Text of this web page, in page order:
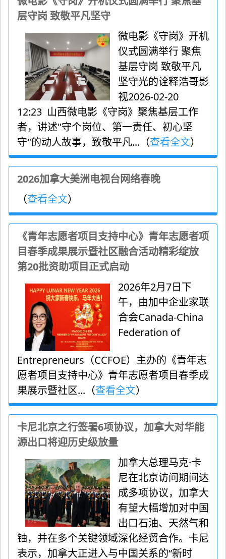
层守岗 致敬平凡坚守
微电影《守岗》开机
仪式圆满举行 聚焦
基层守岗 致敬平凡
坚守光的诠释浩哥影
视2026-02-20
12:23 山西微电影《守岗》聚焦基层工作
者，讲述"守个岗位、第一责任、初心坚
守"的动人故事，致敬平凡...（查看全文）
2026加拿大美洲电视台网络春晚
（查看全文）
《青年志愿者项目支持中心》青年志愿者项
目春季成果展示暨社区融合活动精彩绽放
第20批资助项目正式启动
2026年2月7日下
午，由加中企业家联
合会Canada-China
Federation of
Entrepreneurs（CCFOE）主办的《青年志
愿者项目支持中心》青年志愿者项目春季成
果展示暨社区...（查看全文）
卡尼北京之行签署6项协议，加拿大对华能
源出口将迎历史级放量
加拿大总理马克·卡
尼在北京访问期间达
成多项协议，加拿大
有望大幅增加对中国
出口石油、天然气和
铀，并在多个关键领域深化经贸合作。卡尼
表示，加拿大正进入与中国关系的“新时